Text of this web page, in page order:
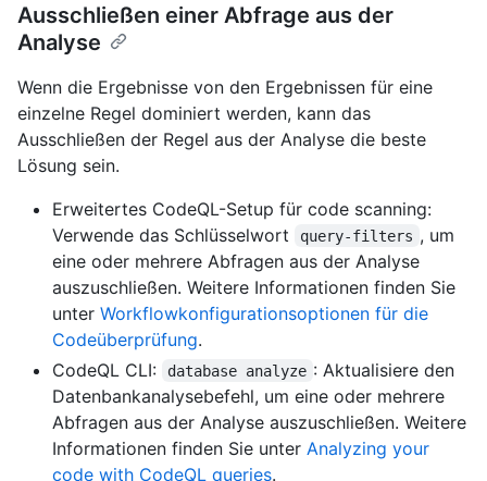
Ausschließen einer Abfrage aus der
Analyse
Wenn die Ergebnisse von den Ergebnissen für eine
einzelne Regel dominiert werden, kann das
Ausschließen der Regel aus der Analyse die beste
Lösung sein.
Erweitertes CodeQL-Setup für code scanning:
Verwende das Schlüsselwort
query-filters , um
eine oder mehrere Abfragen aus der Analyse
auszuschließen. Weitere Informationen finden Sie
unter Workflowkonfigurationsoptionen für die
Codeüberprüfung.
CodeQL CLI:
database analyze : Aktualisiere den
Datenbankanalysebefehl, um eine oder mehrere
Abfragen aus der Analyse auszuschließen. Weitere
Informationen finden Sie unter Analyzing your
code with CodeQL queries.